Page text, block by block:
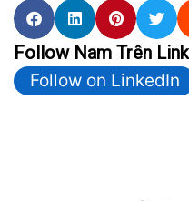
Follow Nam Trên
Follow on LinkedIn